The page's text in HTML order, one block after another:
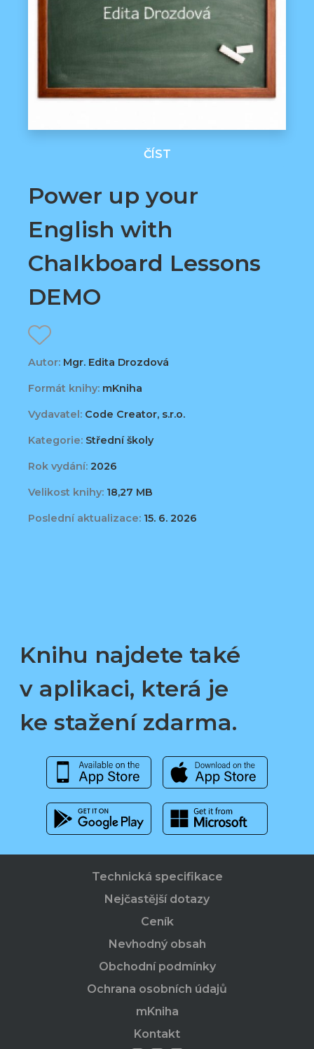
ČÍST
Power up your
English with
Chalkboard Lessons
DEMO
Autor: Mgr. Edita Drozdová
Formát knihy: mKniha
Vydavatel: Code Creator, s.r.o.
Kategorie: Střední školy
Rok vydání: 2026
Velikost knihy: 18,27 MB
Poslední aktualizace: 15. 6. 2026
Knihu najdete také
v aplikaci, která je
ke stažení zdarma.
Technická specifikace
Nejčastější dotazy
Ceník
Nevhodný obsah
Obchodní podmínky
Ochrana osobních údajů
mKniha
Kontakt